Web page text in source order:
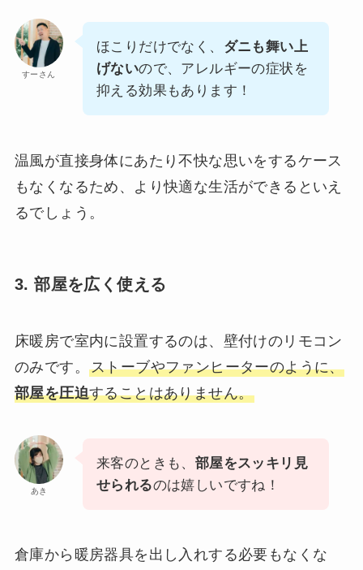
すーさん
ほこりだけでなく、 ダニも舞い上
げないので、アレルギーの症状を
抑える効果もあります！
温風が直接身体にあたり不快な思いをするケース
もなくなるため、より快適な生活ができるといえ
るでしょう。
3. 部屋を広く使える
床暖房で室内に設置するのは、壁付けのリモコン
のみです。 ストーブやファンヒーターのように、
部屋を圧迫することはありません。
あき
来客のときも、 部屋をスッキリ見
せられるのは嬉しいですね！
倉庫から暖房器具を出し入れする必要もなくな